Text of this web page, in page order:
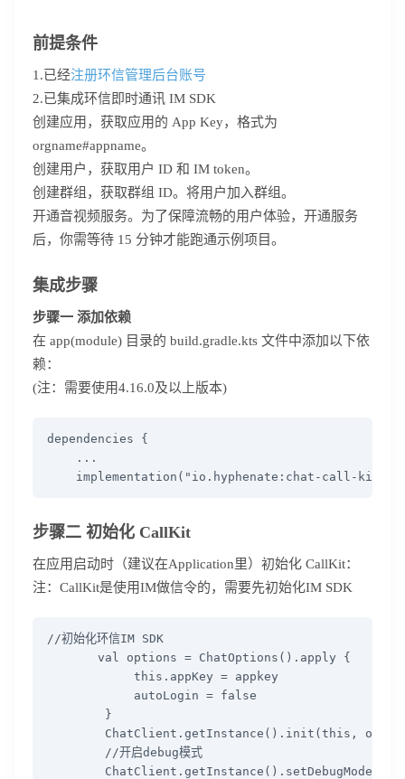
前提条件
1.已经注册环信管理后台账号
2.已集成环信即时通讯 IM SDK
创建应用，获取应用的 App Key，格式为
orgname#appname。
创建用户，获取用户 ID 和 IM token。
创建群组，获取群组 ID。将用户加入群组。
开通音视频服务。为了保障流畅的用户体验，开通服务
后，你需等待 15 分钟才能跑通示例项目。
集成步骤
步骤一 添加依赖
在 app(module) 目录的 build.gradle.kts 文件中添加以下依
赖：
(注：需要使用4.16.0及以上版本)
dependencies {
...
implementation("io.hyphenate:chat-call-
步骤二 初始化 CallKit
在应用启动时（建议在Application里）初始化 CallKit：
注：CallKit是使用IM做信令的，需要先初始化IM SDK
//初始化环信IM SDK
val options = ChatOptions().apply {
this.appKey = appkey
autoLogin = false
}
ChatClient.getInstance().init(this,
//开启debug模式